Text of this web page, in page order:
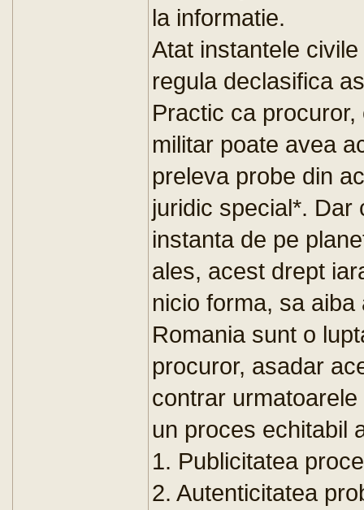
la informatie.
Atat instantele
regula declasifica
Practic ca
militar poate avea
preleva probe din
juridic special*. Dar
instanta de pe
ales, acest drept
nicio forma, sa
Romania sunt o
procuror, asadar
contrar
un proces echitabil
1. Publicitatea
2. Autenticitatea